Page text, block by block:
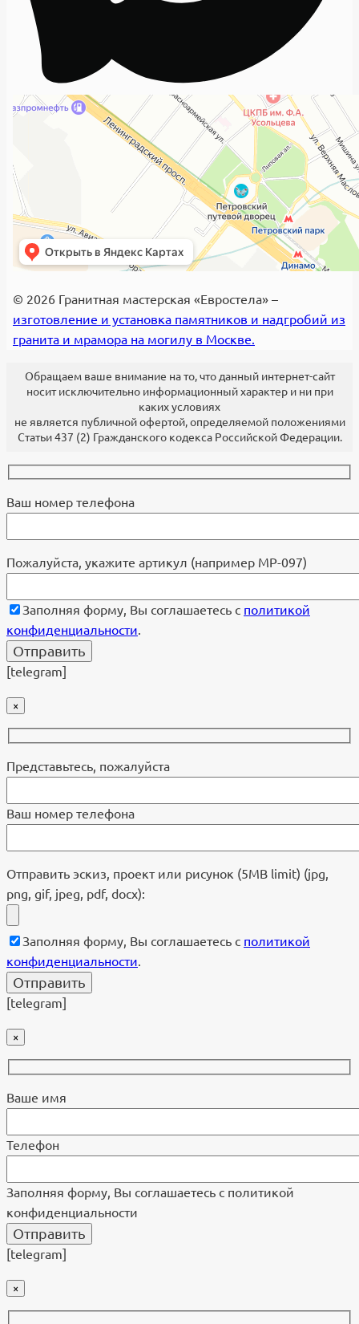
© 2026 Гранитная мастерская «Евростела» –
изготовление и установка памятников и надгробий из
гранита и мрамора на могилу в Москве.
Обращаем ваше внимание на то, что данный интернет-сайт
носит исключительно информационный характер и ни при
каких условиях
не является публичной офертой, определяемой положениями
Статьи 437 (2) Гражданского кодекса Российской Федерации.
Ваш номер телефона
Пожалуйста, укажите артикул (например МР-097)
Заполняя форму, Вы соглашаетесь с политикой
конфиденциальности.
[telegram]
×
Представьтесь, пожалуйста
Ваш номер телефона
Отправить эскиз, проект или рисунок (5MB limit) (jpg,
png, gif, jpeg, pdf, docx):
Заполняя форму, Вы соглашаетесь с политикой
конфиденциальности.
[telegram]
×
Ваше имя
Телефон
Заполняя форму, Вы соглашаетесь с политикой
конфиденциальности
[telegram]
×